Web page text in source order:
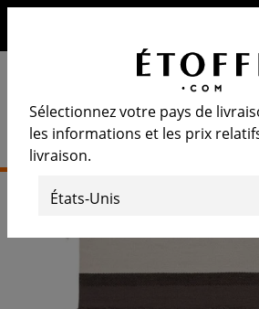
Sélectionnez votre pays de
les informations et les prix
livraison.